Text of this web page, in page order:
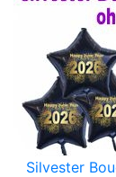
Silvester